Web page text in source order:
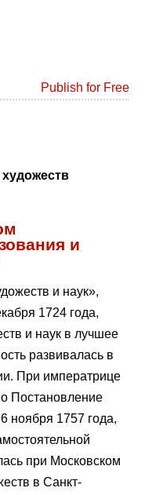
Publish for Free
и
и наук»,
1724 года,
и наук в лучшее
развивалась в
При императрице
Постановление
ноября 1757 года,
при Московском
в Санкт-